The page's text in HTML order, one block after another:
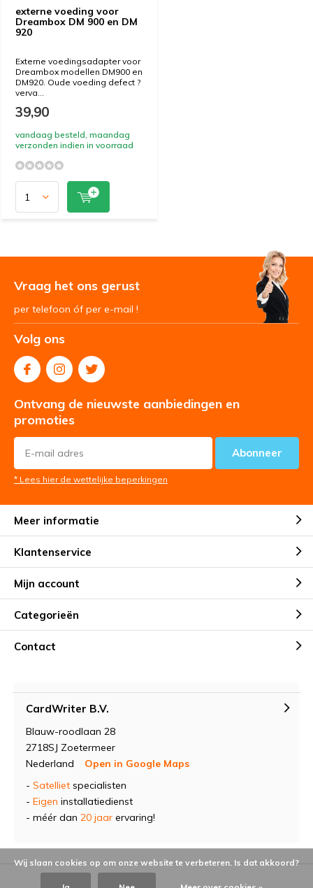
externe voeding voor
Dreambox DM 900 en DM
920
Externe voedingsadapter voor
Dreambox modellen DM900 en
DM920. Oude voeding defect ?
verva...
39,90
vandaag besteld, maandag
verzonden indien in voorraad
Vraag het ons gerust
per telefoon óf per e-mail !
Volg ons
Ontvang de nieuwste aanbiedingen en
promoties
Abonneer
* Lees hier de wettelijke beperkingen
Meer informatie
Klantenservice
Mijn account
Categorieën
Contact
CardWriter B.V.
Blauw-roodlaan 28
2718SJ Zoetermeer
Nederland
Open in Google Maps
- Satelliet specialisten
- Eigen installatiedienst
- méér dan 20 jaar ervaring!
Wij slaan cookies op om onze website te verbeteren. Is dat akkoord?